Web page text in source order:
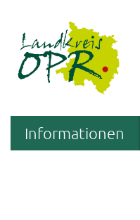
Informationen